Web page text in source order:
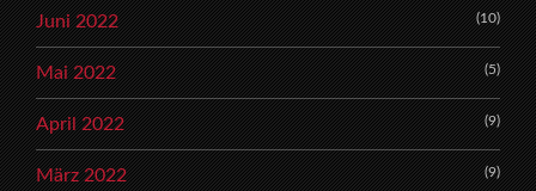
Juni 2022 (10)
Mai 2022 (5)
April 2022 (9)
März 2022 (9)